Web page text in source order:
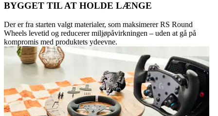
BYGGET TIL AT HOLDE LÆNGE
Der er fra starten valgt materialer, som maksimerer RS Round
Wheels levetid og reducerer miljøpåvirkningen – uden at gå på
kompromis med produktets ydeevne.